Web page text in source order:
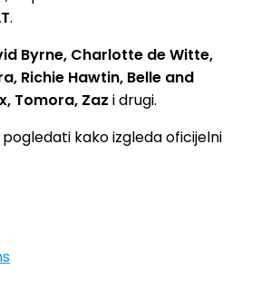
.
Byrne, Charlotte de Witte,
Richie Hawtin, Belle and
Tomora, Zaz i drugi.
kako izgleda oficijelni